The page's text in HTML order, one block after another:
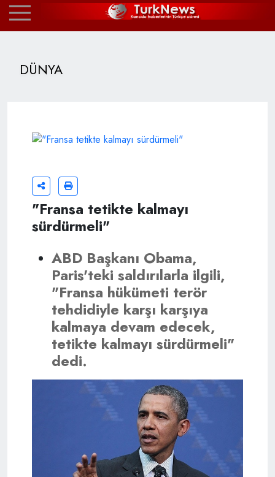
DÜNYA
"Fransa tetikte kalmayı
sürdürmeli"
ABD Başkanı Obama,
Paris'teki saldırılarla ilgili,
"Fransa hükümeti terör
tehdidiyle karşı karşıya
kalmaya devam edecek,
tetikte kalmayı sürdürmeli"
dedi.